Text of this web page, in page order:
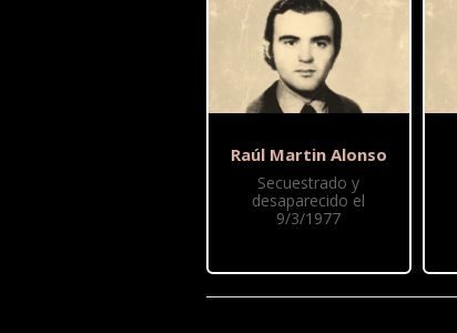
Raúl Martin Alonso
Secuestrado y
desaparecido el
9/3/1977